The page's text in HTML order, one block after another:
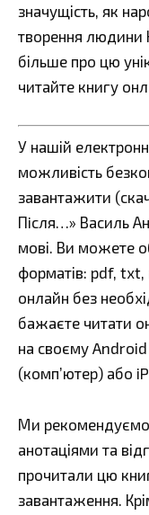
значущість, як
творення людини
більше про цю
читайте книгу
У нашій
можливість
завантажити
Пiсля…» Василь
мові. Ви можете
форматів: pdf,
онлайн без
бажаєте читати
на своєму
(комп’ютер) або
Ми
анотаціями та
прочитали цю
завантаження.